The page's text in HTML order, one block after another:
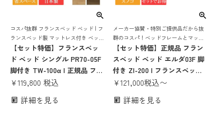
コスパ抜群 フランスベッド ベッド | フ
ランスベッド製 マットレス付き ベット
マットレス 付き マットレスセット 70
周年 脚付き スノコ すのこ すのこベッ
ド
【セット特価】フランスベッ
ド ベッド シングル PR70-05F
脚付き TW-100α | 正規品 フラ
ンスベッド製 ベッド マットレ
ームマットレスセット ベッド
¥119,800 税込
詳細を見る
メーカー協賛・特別ご提供品だから抜
群のコスパ！ベッドフレームとマット
レスがセットでお得！
【セット特価】正規品 フラン
スベッド ベッド エルダ03F 脚
付き ZI-200 | フランスベッド
製 マットレス付き マットレス
しゃれ コンパクト 省スペース
¥121,000税込〜
詳細を見る